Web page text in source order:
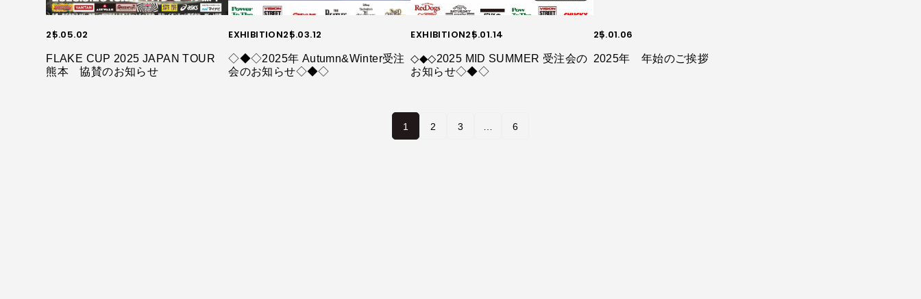
25.05.02
FLAKE CUP 2025 JAPAN TOUR
熊本 協賛のお知らせ
EXHIBITION25.03.12
◇◆◇2025年 Autumn&Winter受注
会のお知らせ◇◆◇
EXHIBITION25.01.14
◇◆◇2025 MID SUMMER 受注会の
お知らせ◇◆◇
25.01.06
2025年 年始のご挨拶
1 2 3 … 6